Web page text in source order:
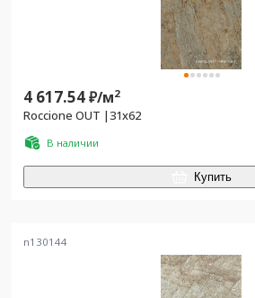
4 617.54₽/м2
Roccione OUT |31х62
В наличии
Купить
n130144